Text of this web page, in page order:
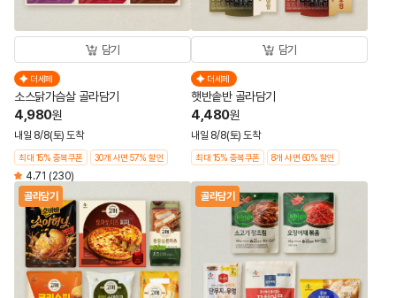
담기
더세페
소스닭가슴살 골라담기
4,980원
내일 8/8(토) 도착
최대 15% 중복쿠폰 30개 사면 57% 할인
4.71 (230)
담기
더세페
햇반솥반 골라담기
4,480원
내일 8/8(토) 도착
최대 15% 중복쿠폰 8개 사면 60% 할인
골라담기 골라담기